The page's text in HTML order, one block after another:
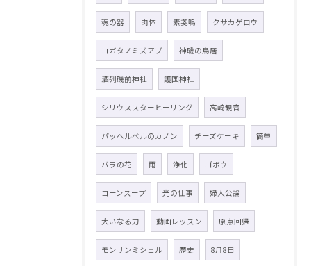
魂の器 肉体 素戔嗚 クサカゲロウ
コガタノミズアブ 神磯の鳥居
酒列磯前神社 護国神社
シリウススターヒーリング 高崎観音
パッヘルベルのカノン チーズケーキ 簡単
バラの花 雨 浄化 ゴボウ
コーンスープ 光の仕事 婦人公論
大いなる力 動画レッスン 原点回帰
モンサンミシェル 歴史 8月8日